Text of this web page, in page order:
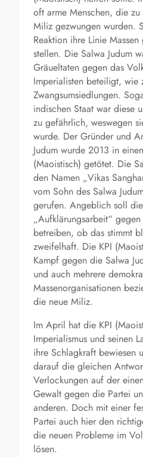
oft arme Menschen, die
Miliz gezwungen wurden.
Reaktion ihre Linie
stellen. Die Salwa Judum
Gräueltaten gegen das
Imperialisten beteiligt, wie
Zwangsumsiedlungen.
indischen Staat war diese
zu gefährlich, weswegen
wurde. Der Gründer und
Judum wurde 2013 in
(Maoistisch) getötet. Die
den Namen „Vikas
vom Sohn des Salwa
gerufen. Angeblich soll
„Aufklärungsarbeit“
betreiben, ob das stimmt
zweifelhaft. Die KPI
Kampf gegen die Salwa
und auch mehrere
Massenorganisationen
die neue Miliz.
Im April hat die KPI
Imperialismus und seinen
ihre Schlagkraft bewiesen
darauf die gleichen
Verlockungen auf der
Gewalt gegen die Partei
anderen. Doch mit einer
Partei auch hier den
die neuen Probleme im
lösen.